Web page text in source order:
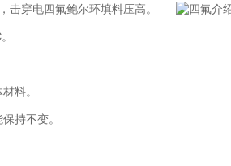
击穿电四氟鲍尔环填料压高。
料。
持不变。